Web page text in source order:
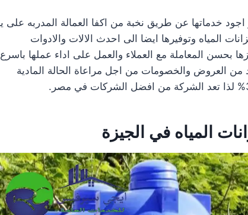
خدماتها عن طريق نخبة من اكفا العمالة المدربه على
المياه وتوفيرها ايضا الى احدث الالات والادوات
بحسن المعاملة مع العملاء والعمل على اداء عملها باسرع
من العروض والخصومات من اجل مراعاة الحالة المادية
المياه في الجيزة